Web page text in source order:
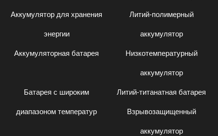
Аккумулятор для хранения
энергии
Литий-полимерный
аккумулятор
Аккумуляторная батарея Низкотемпературный
аккумулятор
Батарея с широким
диапазоном температур
Литий-титанатная батарея
Взрывозащищенный
аккумулятор